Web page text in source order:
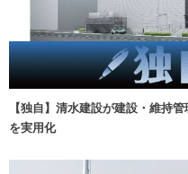
【独自】清水建設が建設・維持
を実用化